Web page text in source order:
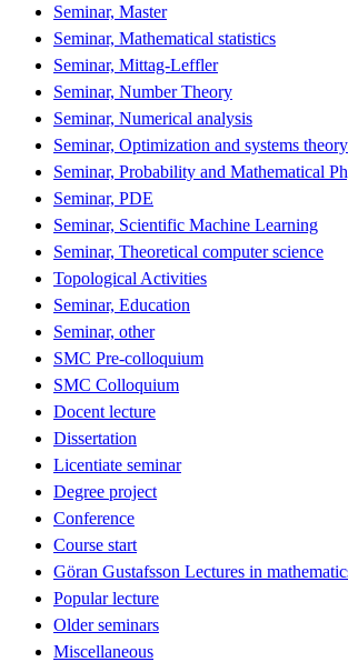
Seminar, Master
Seminar, Mathematical statistics
Seminar, Mittag-Leffler
Seminar, Number Theory
Seminar, Numerical analysis
Seminar, Optimization and systems theory
Seminar, Probability and Mathematical
Seminar, PDE
Seminar, Scientific Machine Learning
Seminar, Theoretical computer science
Topological Activities
Seminar, Education
Seminar, other
SMC Pre-colloquium
SMC Colloquium
Docent lecture
Dissertation
Licentiate seminar
Degree project
Conference
Course start
Göran Gustafsson Lectures in
Popular lecture
Older seminars
Miscellaneous